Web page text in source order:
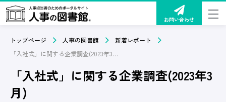
お問い合わせ
トップページ 人事の図書館
新着レポート
「入社式」に関する企業調査(2023年3月)
「入社式」に関する企業調査(2023年3
月)